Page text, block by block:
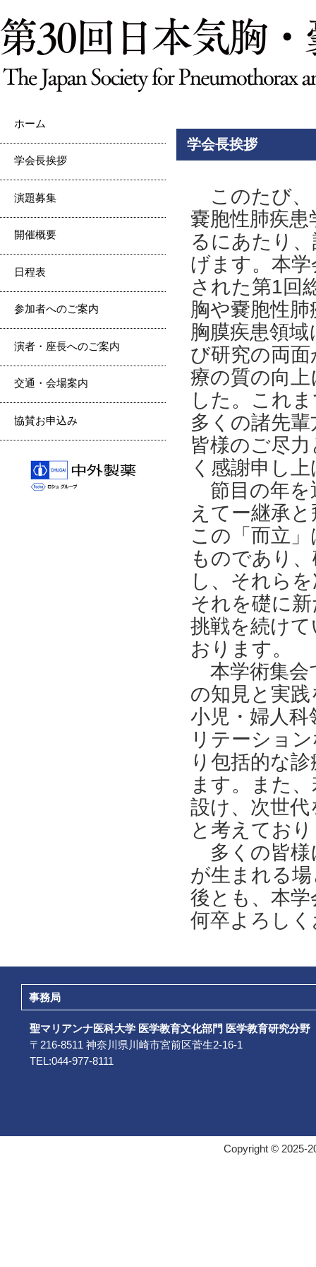
ホーム
学会長挨拶
演題募集
開催概要
日程表
参加者へのご案内
演者・座長へのご案内
交通・会場案内
協賛お申込み
学会長挨拶
このたび、
嚢胞性肺疾
るにあたり
げます。本
された第1回
胸や嚢胞性
胸膜疾患領
び研究の両
療の質の向
した。これ
多くの諸先
皆様のご尽
く感謝申し
節目の年を
えてー継承
この「而立
ものであり
し、それら
それを礎に
挑戦を続け
おります。
本学術集会
の知見と実
小児・婦人
リテーショ
り包括的な
ます。また
設け、次世
と考えてお
多くの皆様
が生まれる
後とも、本
何卒よろし
事務局
聖マリアンナ医科大学 医学教育文化部門 医学教育研究分野
〒216-8511 神奈川県川崎市宮前区菅生2-16-1
TEL:044-977-8111
Copyright © 2025-